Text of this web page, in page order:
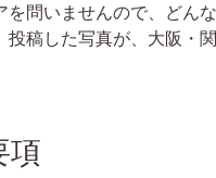
を問いませんので、どん
投稿した写真が、大阪・
項